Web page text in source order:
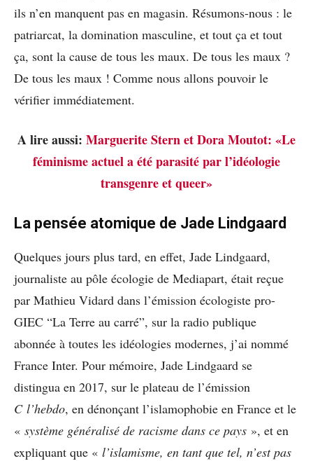
ils n’en manquent pas en magasin. Résumons-nous : le
patriarcat, la domination masculine, et tout ça et tout
ça, sont la cause de tous les maux. De tous les maux ?
De tous les maux ! Comme nous allons pouvoir le
vérifier immédiatement.
A lire aussi: Marguerite Stern et Dora Moutot: «Le
féminisme actuel a été parasité par l’idéologie
transgenre et queer»
La pensée atomique de Jade Lindgaard
Quelques jours plus tard, en effet, Jade Lindgaard,
journaliste au pôle écologie de Mediapart, était reçue
par Mathieu Vidard dans l’émission écologiste pro-
GIEC “La Terre au carré”, sur la radio publique
abonnée à toutes les idéologies modernes, j’ai nommé
France Inter. Pour mémoire, Jade Lindgaard se
distingua en 2017, sur le plateau de l’émission
C l’hebdo, en dénonçant l’islamophobie en France et le
« système généralisé de racisme dans ce pays », et en
expliquant que « l’islamisme, en tant que tel, n’est pas